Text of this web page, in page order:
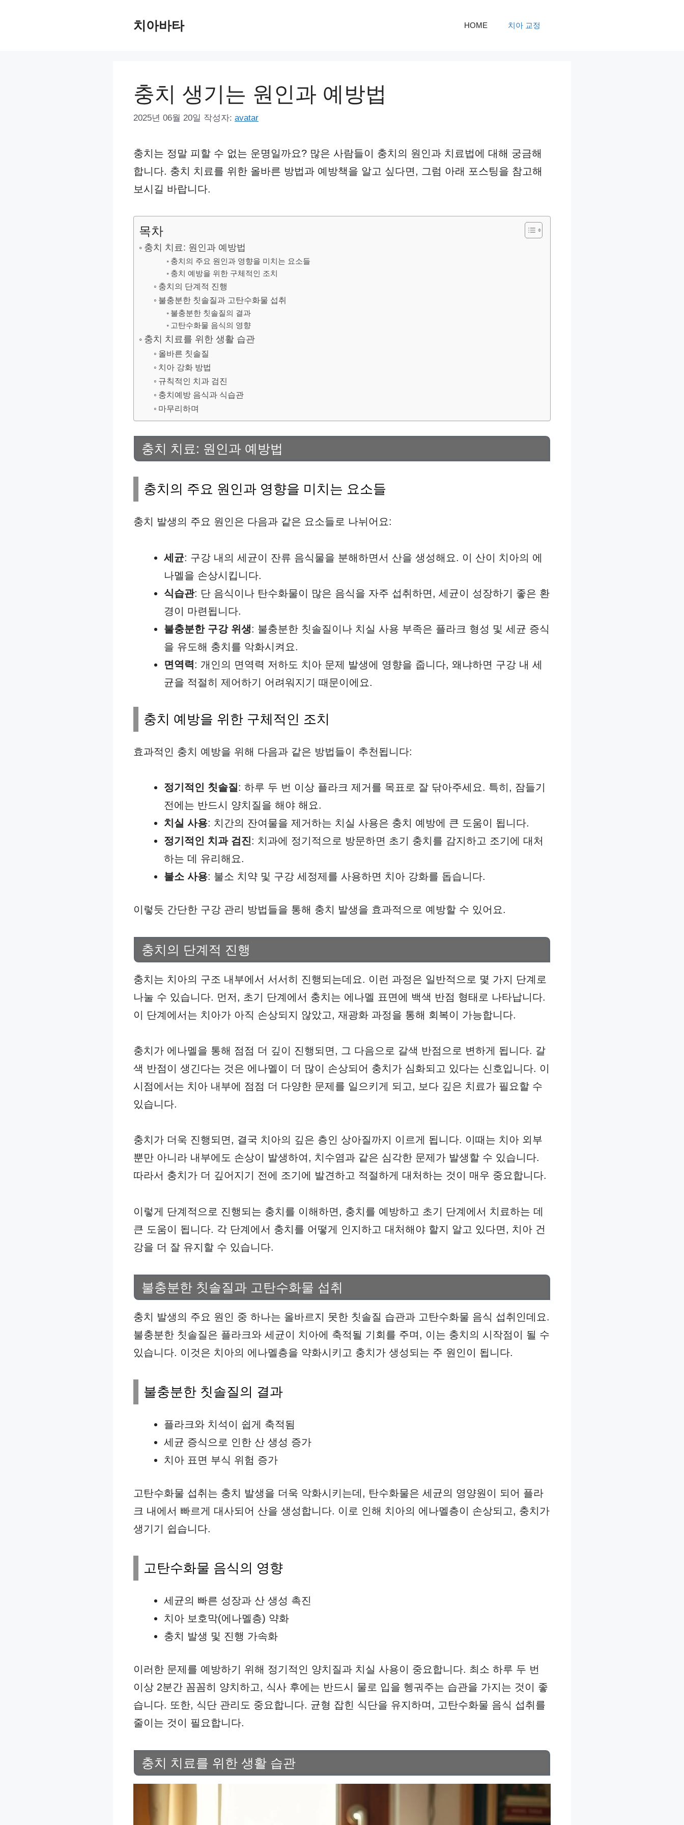
치아바타 HOME 치아 교정
충치 생기는 원인과 예방법
2025년 06월 20일 작성자: avatar
충치는 정말 피할 수 없는 운명일까요? 많은 사람들이 충치의 원인과 치료법에 대해 궁금해
합니다. 충치 치료를 위한 올바른 방법과 예방책을 알고 싶다면, 그럼 아래 포스팅을 참고해
보시길 바랍니다.
목차
충치 치료: 원인과 예방법
충치의 주요 원인과 영향을 미치는 요소들
충치 예방을 위한 구체적인 조치
충치의 단계적 진행
불충분한 칫솔질과 고탄수화물 섭취
불충분한 칫솔질의 결과
고탄수화물 음식의 영향
충치 치료를 위한 생활 습관
올바른 칫솔질
치아 강화 방법
규칙적인 치과 검진
충치예방 음식과 식습관
마무리하며
충치 치료: 원인과 예방법
충치의 주요 원인과 영향을 미치는 요소들
충치 발생의 주요 원인은 다음과 같은 요소들로 나뉘어요:
세균: 구강 내의 세균이 잔류 음식물을 분해하면서 산을 생성해요. 이 산이 치아의 에
나멜을 손상시킵니다.
식습관: 단 음식이나 탄수화물이 많은 음식을 자주 섭취하면, 세균이 성장하기 좋은 환
경이 마련됩니다.
불충분한 구강 위생: 불충분한 칫솔질이나 치실 사용 부족은 플라크 형성 및 세균 증식
을 유도해 충치를 악화시켜요.
면역력: 개인의 면역력 저하도 치아 문제 발생에 영향을 줍니다, 왜냐하면 구강 내 세
균을 적절히 제어하기 어려워지기 때문이에요.
충치 예방을 위한 구체적인 조치
효과적인 충치 예방을 위해 다음과 같은 방법들이 추천됩니다:
정기적인 칫솔질 : 하루 두 번 이상 플라크 제거를 목표로 잘 닦아주세요. 특히, 잠들기
전에는 반드시 양치질을 해야 해요.
치실 사용: 치간의 잔여물을 제거하는 치실 사용은 충치 예방에 큰 도움이 됩니다.
정기적인 치과 검진: 치과에 정기적으로 방문하면 초기 충치를 감지하고 조기에 대처
하는 데 유리해요.
불소 사용: 불소 치약 및 구강 세정제를 사용하면 치아 강화를 돕습니다.
이렇듯 간단한 구강 관리 방법들을 통해 충치 발생을 효과적으로 예방할 수 있어요.
충치의 단계적 진행
충치는 치아의 구조 내부에서 서서히 진행되는데요. 이런 과정은 일반적으로 몇 가지 단계로
나눌 수 있습니다. 먼저, 초기 단계에서 충치는 에나멜 표면에 백색 반점 형태로 나타납니다.
이 단계에서는 치아가 아직 손상되지 않았고, 재광화 과정을 통해 회복이 가능합니다.
충치가 에나멜을 통해 점점 더 깊이 진행되면, 그 다음으로 갈색 반점으로 변하게 됩니다. 갈
색 반점이 생긴다는 것은 에나멜이 더 많이 손상되어 충치가 심화되고 있다는 신호입니다. 이
시점에서는 치아 내부에 점점 더 다양한 문제를 일으키게 되고, 보다 깊은 치료가 필요할 수
있습니다.
충치가 더욱 진행되면, 결국 치아의 깊은 층인 상아질까지 이르게 됩니다. 이때는 치아 외부
뿐만 아니라 내부에도 손상이 발생하여, 치수염과 같은 심각한 문제가 발생할 수 있습니다.
따라서 충치가 더 깊어지기 전에 조기에 발견하고 적절하게 대처하는 것이 매우 중요합니다.
이렇게 단계적으로 진행되는 충치를 이해하면, 충치를 예방하고 초기 단계에서 치료하는 데
큰 도움이 됩니다. 각 단계에서 충치를 어떻게 인지하고 대처해야 할지 알고 있다면, 치아 건
강을 더 잘 유지할 수 있습니다.
불충분한 칫솔질과 고탄수화물 섭취
충치 발생의 주요 원인 중 하나는 올바르지 못한 칫솔질 습관과 고탄수화물 음식 섭취인데요.
불충분한 칫솔질은 플라크와 세균이 치아에 축적될 기회를 주며, 이는 충치의 시작점이 될 수
있습니다. 이것은 치아의 에나멜층을 약화시키고 충치가 생성되는 주 원인이 됩니다.
불충분한 칫솔질의 결과
플라크와 치석이 쉽게 축적됨
세균 증식으로 인한 산 생성 증가
치아 표면 부식 위험 증가
고탄수화물 섭취는 충치 발생을 더욱 악화시키는데, 탄수화물은 세균의 영양원이 되어 플라
크 내에서 빠르게 대사되어 산을 생성합니다. 이로 인해 치아의 에나멜층이 손상되고, 충치가
생기기 쉽습니다.
고탄수화물 음식의 영향
세균의 빠른 성장과 산 생성 촉진
치아 보호막(에나멜층) 약화
충치 발생 및 진행 가속화
이러한 문제를 예방하기 위해 정기적인 양치질과 치실 사용이 중요합니다. 최소 하루 두 번
이상 2분간 꼼꼼히 양치하고, 식사 후에는 반드시 물로 입을 헹궈주는 습관을 가지는 것이 좋
습니다. 또한, 식단 관리도 중요합니다. 균형 잡힌 식단을 유지하며, 고탄수화물 음식 섭취를
줄이는 것이 필요합니다.
충치 치료를 위한 생활 습관